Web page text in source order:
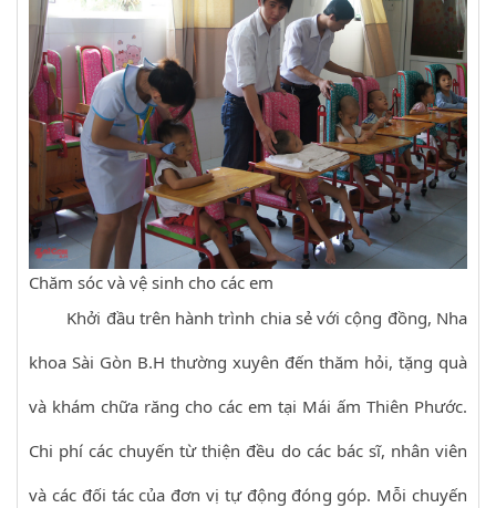
Chăm sóc và vệ sinh cho các em
Khởi đầu trên hành trình chia sẻ với cộng đồng, Nha
khoa Sài Gòn B.H thường xuyên đến thăm hỏi, tặng quà
và khám chữa răng cho các em tại Mái ấm Thiên Phước.
Chi phí các chuyến từ thiện đều do các bác sĩ, nhân viên
và các đối tác của đơn vị tự động đóng góp. Mỗi chuyến